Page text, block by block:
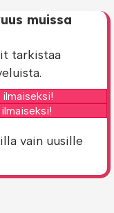
muissa
tarkistaa
vain uusille